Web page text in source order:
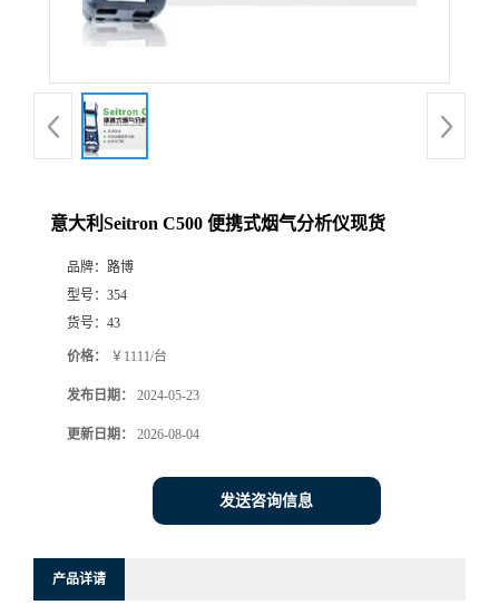
品
厅
意大利Seitron C500 便携式烟气分析仪现货
品牌： 路博
型号： 354
货号： 43
价格： ￥1111/台
发布日期： 2024-05-23
更新日期： 2026-08-04
发送咨询信息
产品详请